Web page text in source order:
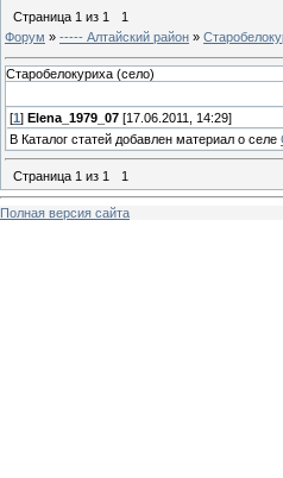
Страница 1 из 1
1
Форум » ----- Алтайский район »
Старобелокуриха (село)
[1 ] Elena_1979_07 [17.06.2011, 14:29]
В Каталог статей добавлен материал о селе
Страница 1 из 1 1
Полная версия сайта